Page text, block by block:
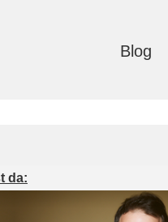
Blog
da: